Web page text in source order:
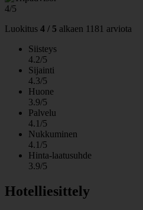
4/5
Luokitus 4 / 5 alkaen 1181 arviota
Siisteys
4.2/5
Sijainti
4.3/5
Huone
3.9/5
Palvelu
4.1/5
Nukkuminen
4.1/5
Hinta-laatusuhde
3.9/5
Hotelliesittely